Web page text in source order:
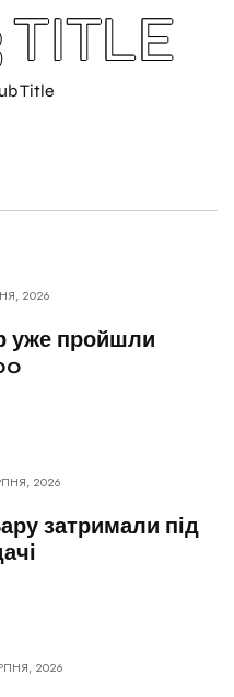
Title
2026
уже пройшли
2026
затримали під
2026